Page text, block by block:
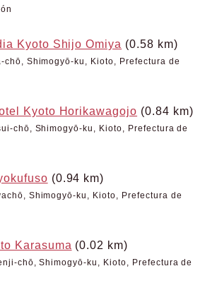
Kyoto Shijo Omiya (0.58 km)
chō, Shimogyō-ku, Kioto, Prefectura de
Kyoto Horikawagojo (0.84 km)
chō, Shimogyō-ku, Kioto, Prefectura de
(0.94 km)
Shimogyō-ku, Kioto, Prefectura de
Karasuma (0.02 km)
chō, Shimogyō-ku, Kioto, Prefectura de